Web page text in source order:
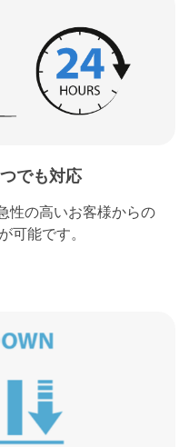
でも対応
性の高いお客様からの
可能です。